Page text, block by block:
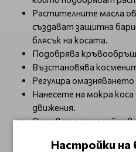
Растителните масла
създават защитна
блясък на косата.
Подобрява
Възстановява
Регулира омазняването
Нанесете на мокра
движения.
Оставете да
Настройки на